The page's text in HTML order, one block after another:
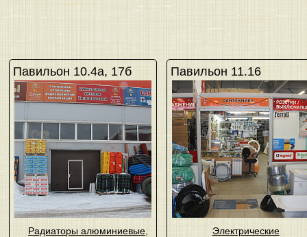
Павильон 10.4а, 17б
Радиаторы алюминиевые
Павильон 11.16
Электрические